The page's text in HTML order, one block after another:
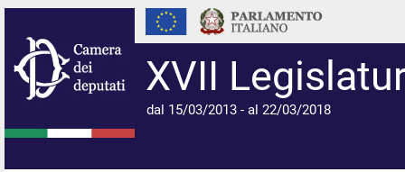
XVII
dal 15/03/2013 - al 22/03/2018